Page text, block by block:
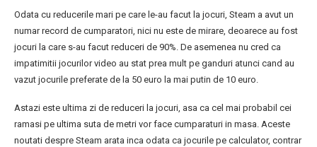
Odata cu reducerile mari pe care le-au facut la jocuri, Steam a avut un
numar record de cumparatori, nici nu este de mirare, deoarece au fost
jocuri la care s-au facut reduceri de 90%. De asemenea nu cred ca
impatimitii jocurilor video au stat prea mult pe ganduri atunci cand au
vazut jocurile preferate de la 50 euro la mai putin de 10 euro.
Astazi este ultima zi de reduceri la jocuri, asa ca cel mai probabil cei
ramasi pe ultima suta de metri vor face cumparaturi in masa. Aceste
noutati despre Steam arata inca odata ca jocurile pe calculator, contrar